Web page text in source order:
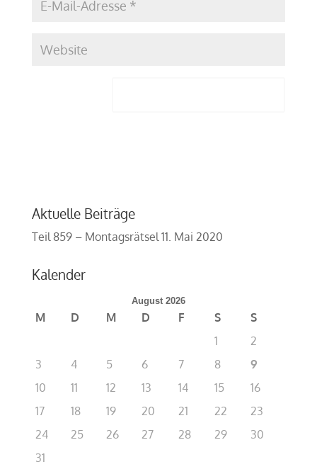
Aktuelle Beiträge
Teil 859 – Montagsrätsel 11. Mai 2020
Kalender
August 2026
M D M D F S
S
1
2
3
4 5 6 7 8
9
10
11 12 13 14 15
16
17
18 19 20 21 22
23
24
25 26 27 28 29
30
31